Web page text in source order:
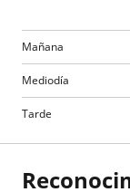
Mañana
Mediodía
Tarde